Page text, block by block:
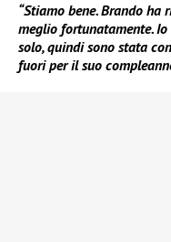
“Stiamo bene. Brando
meglio fortunatamente.
solo, quindi sono stata
fuori per il suo